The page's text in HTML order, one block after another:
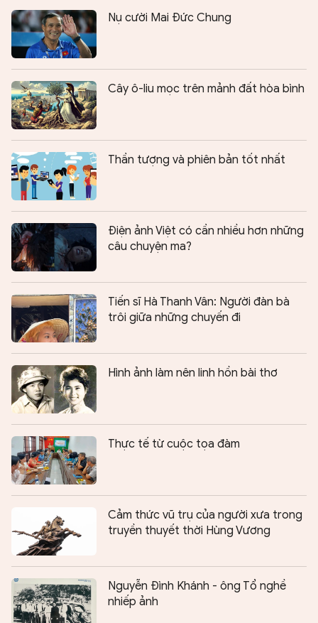
Nụ cười Mai Đức Chung
Cây ô-liu mọc trên mảnh đất hòa bình
Thần tượng và phiên bản tốt nhất
Điện ảnh Việt có cần nhiều hơn những
câu chuyện ma?
Tiến sĩ Hà Thanh Vân: Người đàn bà
trôi giữa những chuyến đi
Hình ảnh làm nên linh hồn bài thơ
Thực tế từ cuộc tọa đàm
Cảm thức vũ trụ của người xưa trong
truyền thuyết thời Hùng Vương
Nguyễn Đình Khánh - ông Tổ nghề
nhiếp ảnh